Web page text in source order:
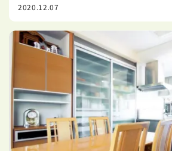
2020.12.07